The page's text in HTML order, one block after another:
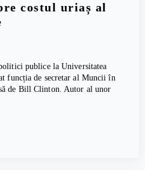
costul uriaș al
publice la Universitatea
funcția de secretar al Muncii în
de Bill Clinton. Autor al unor